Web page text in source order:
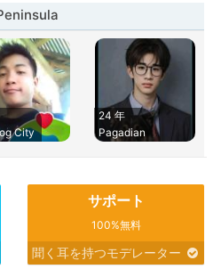
City
24 年
Pagadian
サポート
100%無料
聞く耳を持つモデレーター